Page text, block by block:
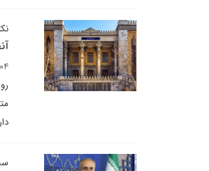
۰۴ مرداد ۱۴۰۱